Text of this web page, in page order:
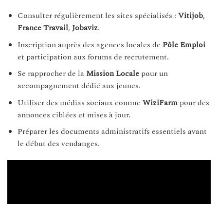
Consulter régulièrement les sites spécialisés : Vitijob,
France Travail,Jobaviz.
Inscription auprès des agences locales de Pôle Emploi
et participation aux forums de recrutement.
Se rapprocher de la Mission Localepour un
accompagnement dédié aux jeunes.
Utiliser des médias sociaux comme WiziFarmpour des
annonces ciblées et mises à jour.
Préparer les documents administratifs essentiels avant
le début des vendanges.